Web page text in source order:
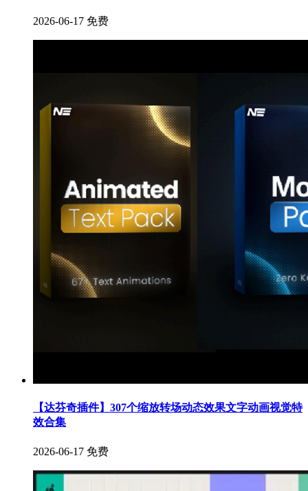
2026-06-17 免费
【达芬奇插件】307个缩放转场动态效果文字动画视觉特
效合集
2026-06-17 免费